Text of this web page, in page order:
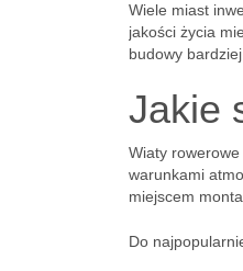
Wiele miast
jakości życia
budowy
Jakie
Wiaty
warunkami
miejscem
Do